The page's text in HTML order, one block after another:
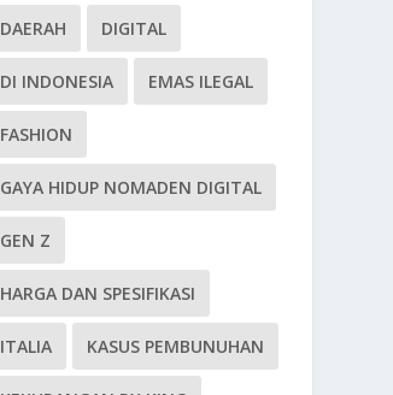
DAERAH DIGITAL
DI INDONESIA EMAS ILEGAL
FASHION
GAYA HIDUP NOMADEN DIGITAL
GEN Z
HARGA DAN SPESIFIKASI
ITALIA KASUS PEMBUNUHAN